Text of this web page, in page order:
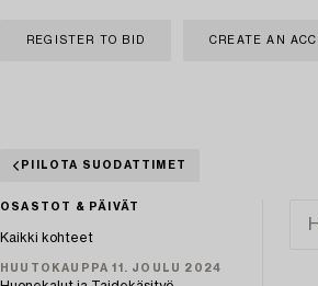
REGISTER TO BID CREATE AN
PIILOTA SUODATTIMET
OSASTOT & PÄIVÄT
Kaikki kohteet
HUUTOKAUPPA 11. JOULU 2024